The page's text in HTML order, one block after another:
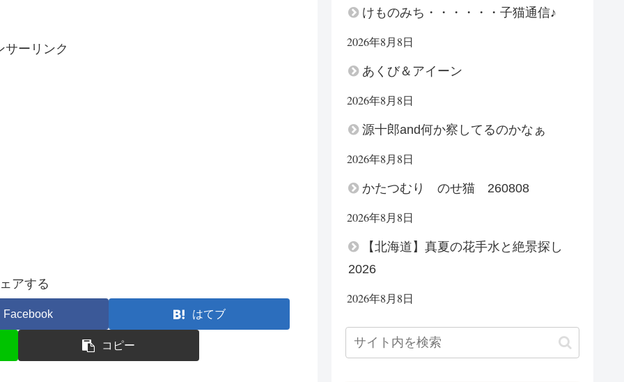
サーリンク
アする
Facebook はてブ
コピー
けものみち・・・・・・子猫通信♪
2026年8月8日
あくび＆アイーン
2026年8月8日
源十郎and何か察してるのかなぁ
2026年8月8日
かたつむり のせ猫 260808
2026年8月8日
【北海道】真夏の花手水と絶景探し
2026
2026年8月8日